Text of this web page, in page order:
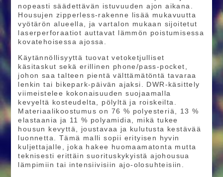
nopeasti säädettävän istuvuuden ajon aikana.
Housujen zipperless-rakenne lisää mukavuutta
vyötärön alueella, ja vartalon mukaan sijoitetut
laserperforaatiot auttavat lämmön poistumisessa
kovatehoisessa ajossa.
Käytännöllisyyttä tuovat vetoketjulliset
käsitaskut sekä erillinen phone/pass-pocket,
johon saa talteen pientä välttämätöntä tavaraa
lenkin tai bikepark-päivän ajaksi. DWR-käsittely
viimeistelee kokonaisuuden suojaamalla
kevyeltä kosteudelta, pölyltä ja roiskeilta.
Materiaalikoostumus on 76 % polyesteriä, 13 %
elastaania ja 11 % polyamidia, mikä tukee
housun kevyttä, joustavaa ja kulutusta kestävää
luonnetta. Tämä malli sopii erityisen hyvin
kuljettajalle, joka hakee huomaamatonta mutta
teknisesti erittäin suorituskykyistä ajohousua
lämpimiin tai intensiivisiin ajo-olosuhteisiin.